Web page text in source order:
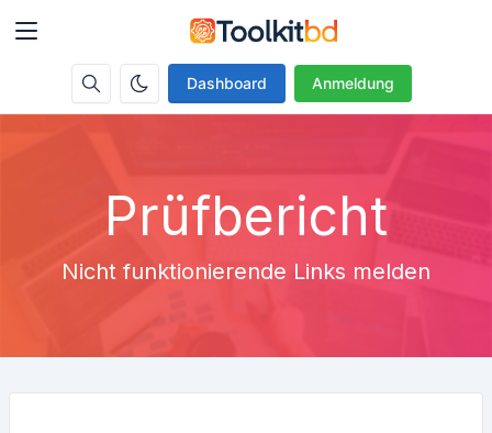
Dashboard Anmeldung
Prüfbericht
Nicht funktionierende Links melden